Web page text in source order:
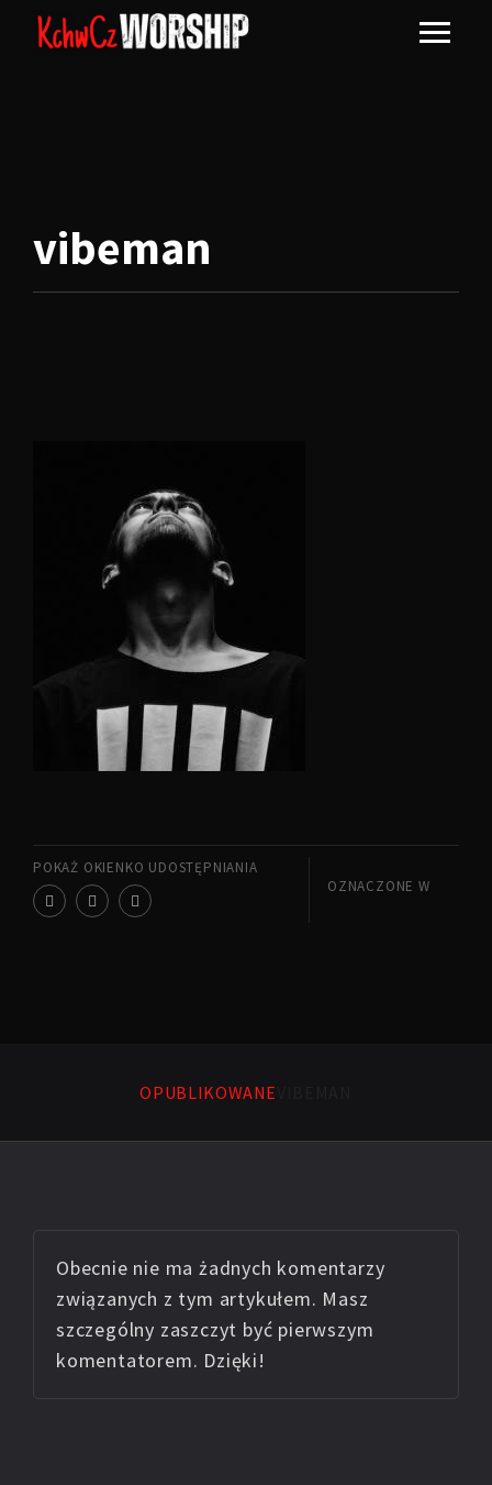
vibeman
POKAŻ OKIENKO UDOSTĘPNIANIA
OZNACZONE W
OPUBLIKOWANE
Obecnie nie ma żadnych komentarzy
związanych z tym artykułem. Masz
szczególny zaszczyt być pierwszym
komentatorem. Dzięki!